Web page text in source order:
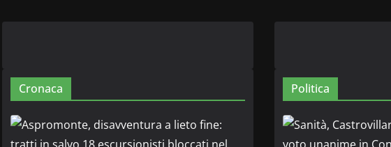
Cronaca Politica